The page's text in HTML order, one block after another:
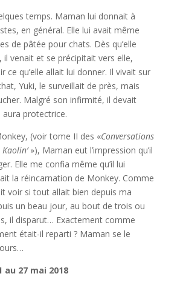
temps. Maman lui donnait à
en général. Elle lui avait même
de pâtée pour chats. Dès qu’elle
venait et se précipitait vers elle,
ce qu’elle allait lui donner. Il vivait sur
Yuki, le surveillait de près, mais
Malgré son infirmité, il devait
aura protectrice.
(voir tome II des «Conversations
»), Maman eut l’impression qu’il
Elle me confia même qu’il lui
la réincarnation de Monkey. Comme
voir si tout allait bien depuis ma
un beau jour, au bout de trois ou
il disparut… Exactement comme
était-il reparti ? Maman se le
au 27 mai 2018